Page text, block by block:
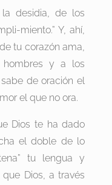
desidia, de los
miento.” Y, ahí,
tu corazón ama,
y a los
de oración el
el que no ora.
Dios te ha dado
el doble de lo
tu lengua y
Dios, a través